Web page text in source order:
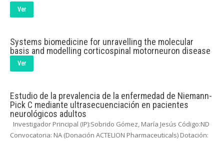
Ver
Systems biomedicine for unravelling the molecular
basis and modelling corticospinal motorneuron disease
Ver
Estudio de la prevalencia de la enfermedad de Niemann-
Pick C mediante ultrasecuenciación en pacientes
neurológicos adultos
Investigador Principal (IP):Sobrido Gómez, María Jesús Código:ND
Convocatoria: NA (Donación ACTELION Pharmaceuticals) Dotación: